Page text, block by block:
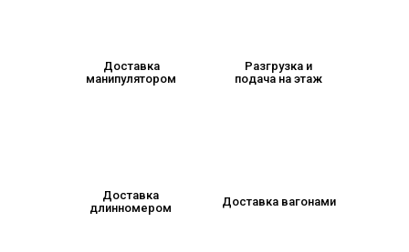
Доставка
манипулятором
Доставка
длинномером
Разгрузка и
подача на этаж
Доставка вагонами